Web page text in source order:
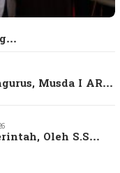
Musda I AR…
Oleh S.S…